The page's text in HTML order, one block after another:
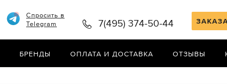
Спросить в
Telegram
7(495) 374-50-44
БРЕНДЫ ОПЛАТА И ДОСТАВКА ОТЗЫВЫ